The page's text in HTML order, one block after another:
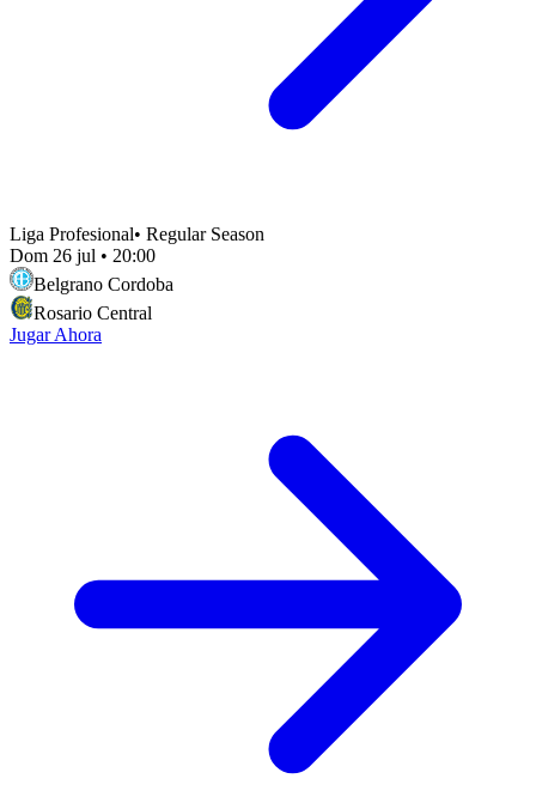
Liga Profesional• Regular Season
Dom 26 jul • 20:00
Belgrano Cordoba
Rosario Central
Jugar Ahora